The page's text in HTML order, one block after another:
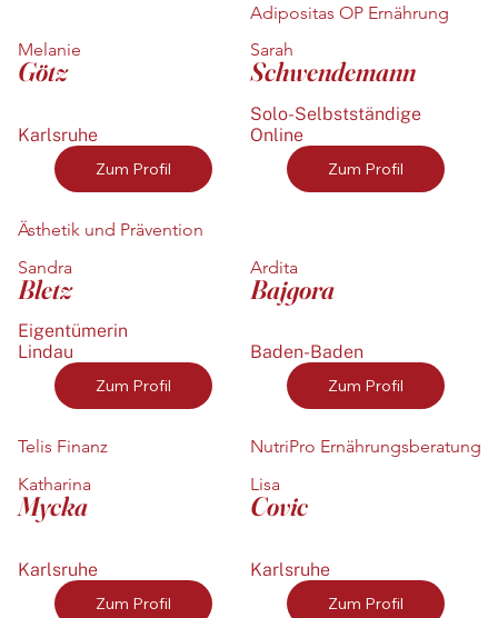
Melanie
Götz
Karlsruhe
Zum Profil
Adipositas OP Ernährung
Sarah
Schwendemann
Solo-Selbstständige
Online
Zum Profil
Ästhetik und Prävention
Sandra
Bletz
Eigentümerin
Lindau
Zum Profil
Ardita
Bajgora
Baden-Baden
Zum Profil
Telis Finanz
Katharina
Mycka
Karlsruhe
Zum Profil
NutriPro Ernährungsberatung
Lisa
Covic
Karlsruhe
Zum Profil